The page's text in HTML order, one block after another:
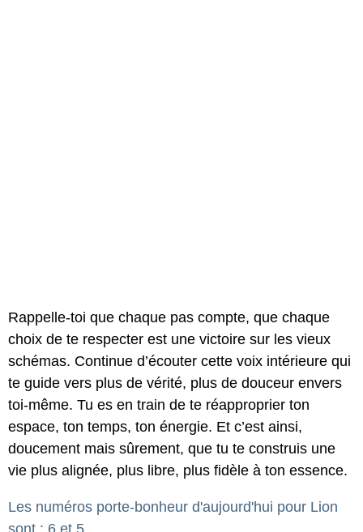
Rappelle-toi que chaque pas compte, que chaque
choix de te respecter est une victoire sur les vieux
schémas. Continue d’écouter cette voix intérieure qui
te guide vers plus de vérité, plus de douceur envers
toi-même. Tu es en train de te réapproprier ton
espace, ton temps, ton énergie. Et c’est ainsi,
doucement mais sûrement, que tu te construis une
vie plus alignée, plus libre, plus fidèle à ton essence.
Les numéros porte-bonheur d'aujourd'hui pour Lion